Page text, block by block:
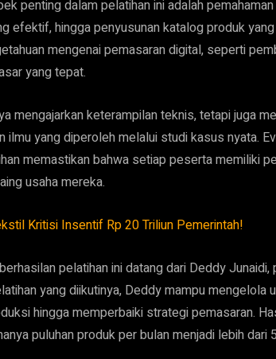
penting dalam pelatihan ini adalah
efektif, hingga penyusunan katalog produk
mengenai pemasaran digital, seperti
yang tepat.
mengajarkan keterampilan teknis, tetapi juga
ilmu yang diperoleh melalui studi kasus nyata.
memastikan bahwa setiap peserta memiliki
usaha mereka.
Kritisi Insentif Rp 20 Triliun Pemerintah!
pelatihan ini datang dari Deddy Junaidi,
yang diikutinya, Deddy mampu mengelola
hingga memperbaiki strategi pemasaran.
puluhan produk per bulan menjadi lebih dari